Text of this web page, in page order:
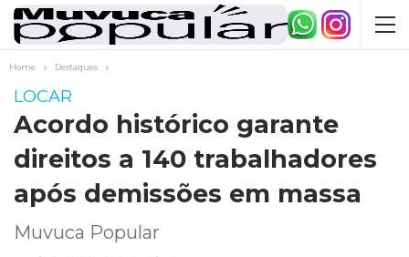
Home Destaques
LOCAR
Acordo histórico garante
direitos a 140 trabalhadores
após demissões em massa
Muvuca Popular